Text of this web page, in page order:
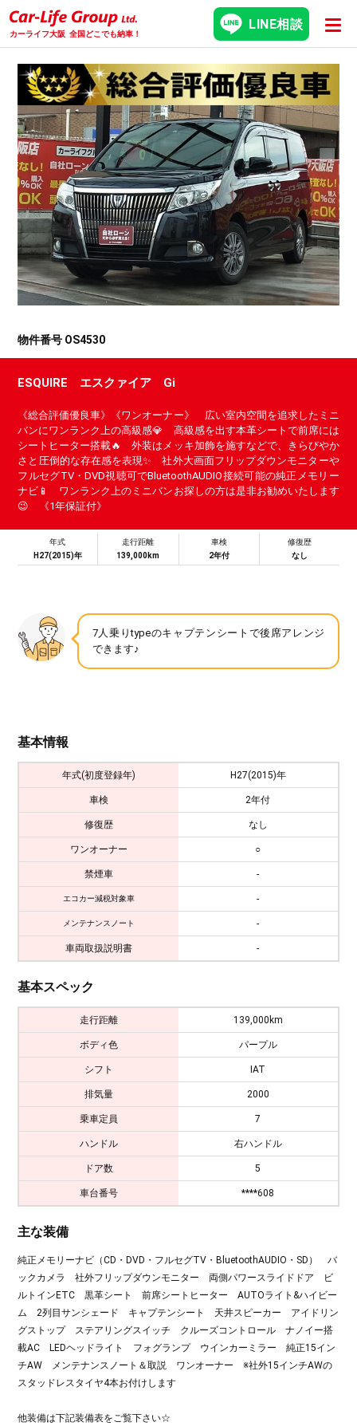
カーライフ大阪 全国どこでも納車！
LINE相談
物件番号 OS4530
ESQUIRE エスクァイア Gi
《総合評価優良車》《ワンオーナー》 広い室内空間を追求したミニ
バンにワンランク上の高級感💎 高級感を出す本革シートで前席には
シートヒーター搭載🔥 外装はメッキ加飾を施すなどで、きらびやか
さと圧倒的な存在感を表現✨ 社外大画面フリップダウンモニターや
フルセグTV・DVD視聴可でBluetoothAUDIO接続可能の純正メモリー
ナビ📱 ワンランク上のミニバンお探しの方は是非お勧めいたします
😉 《1年保証付》
年式
H27(2015)年
走行距離
139,000km
車検
2年付
修復歴
なし
7人乗りtypeのキャプテンシートで後席アレンジ
できます♪
基本情報
年式(初度登録年) H27(2015)年
車検 2年付
修復歴 なし
ワンオーナー ○
禁煙車 -
エコカー減税対象車 -
メンテナンスノート -
車両取扱説明書 -
基本スペック
走行距離 139,000km
ボディ色 パープル
シフト IAT
排気量 2000
乗車定員 7
ハンドル 右ハンドル
ドア数 5
車台番号 ****608
主な装備
純正メモリーナビ（CD・DVD・フルセグTV・BluetoothAUDIO・SD） バ
ックカメラ 社外フリップダウンモニター 両側パワースライドドア ビ
ルトインETC 黒革シート 前席シートヒーター AUTOライト&ハイビー
ム 2列目サンシェード キャプテンシート 天井スピーカー アイドリン
グストップ ステアリングスイッチ クルーズコントロール ナノイー搭
載AC LEDヘッドライト フォグランプ ウインカーミラー 純正15イン
チAW メンテナンスノート＆取説 ワンオーナー ※社外15インチAWの
スタッドレスタイヤ4本お付けします
他装備は下記装備表をご覧下さい☆